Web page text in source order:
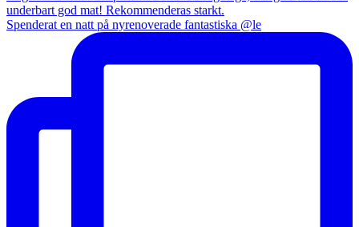
Spenderat en natt på nyrenoverade fantastiska @le